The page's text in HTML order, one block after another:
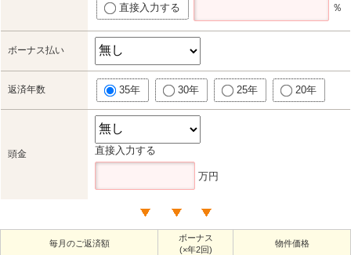
直接入力する ％
ボーナス払い
返済年数 35年 30年 25年 20年
頭金 直接入力する
万円
毎月のご返済額
ボーナス
(×年2回)
物件価格